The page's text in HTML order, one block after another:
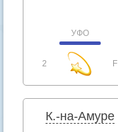
УФО
2 F
К.-на-Амуре